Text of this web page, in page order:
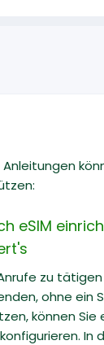
Anleitungen
eSIM
zu
ohne ein
können Sie
In